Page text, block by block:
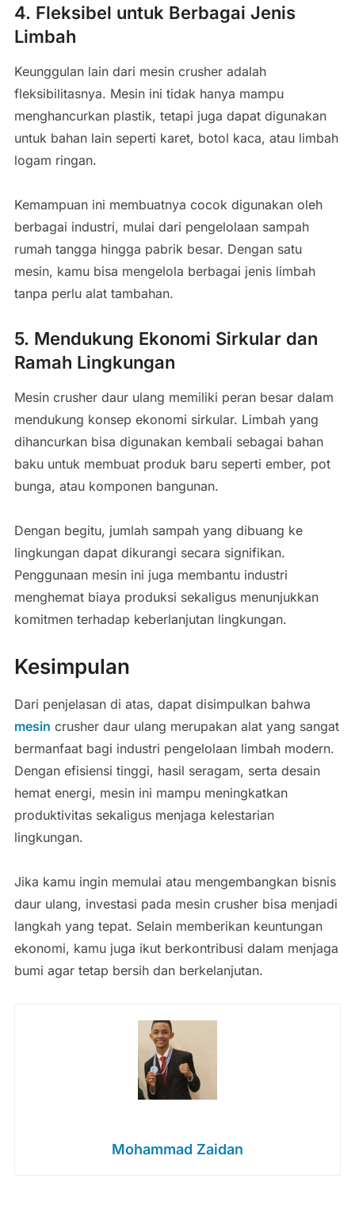
4. Fleksibel untuk Berbagai Jenis
Limbah
Keunggulan lain dari mesin crusher adalah
fleksibilitasnya. Mesin ini tidak hanya mampu
menghancurkan plastik, tetapi juga dapat digunakan
untuk bahan lain seperti karet, botol kaca, atau limbah
logam ringan.
Kemampuan ini membuatnya cocok digunakan oleh
berbagai industri, mulai dari pengelolaan sampah
rumah tangga hingga pabrik besar. Dengan satu
mesin, kamu bisa mengelola berbagai jenis limbah
tanpa perlu alat tambahan.
5. Mendukung Ekonomi Sirkular dan
Ramah Lingkungan
Mesin crusher daur ulang memiliki peran besar dalam
mendukung konsep ekonomi sirkular. Limbah yang
dihancurkan bisa digunakan kembali sebagai bahan
baku untuk membuat produk baru seperti ember, pot
bunga, atau komponen bangunan.
Dengan begitu, jumlah sampah yang dibuang ke
lingkungan dapat dikurangi secara signifikan.
Penggunaan mesin ini juga membantu industri
menghemat biaya produksi sekaligus menunjukkan
komitmen terhadap keberlanjutan lingkungan.
Kesimpulan
Dari penjelasan di atas, dapat disimpulkan bahwa
mesin crusher daur ulang merupakan alat yang sangat
bermanfaat bagi industri pengelolaan limbah modern.
Dengan efisiensi tinggi, hasil seragam, serta desain
hemat energi, mesin ini mampu meningkatkan
produktivitas sekaligus menjaga kelestarian
lingkungan.
Jika kamu ingin memulai atau mengembangkan bisnis
daur ulang, investasi pada mesin crusher bisa menjadi
langkah yang tepat. Selain memberikan keuntungan
ekonomi, kamu juga ikut berkontribusi dalam menjaga
bumi agar tetap bersih dan berkelanjutan.
Mohammad Zaidan